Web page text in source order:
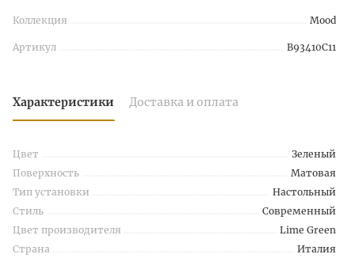
Коллекция Mood
Артикул B93410C11
Характеристики Доставка и оплата
Цвет
Зеленый
Поверхность
Матовая
Тип установки
Настольный
Стиль
Современный
Цвет производителя
Lime Green
Страна
Италия